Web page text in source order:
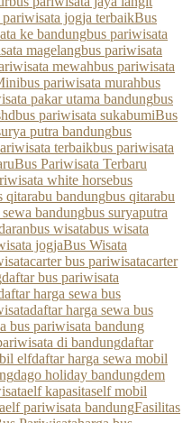
pariwisata jogja terbaikBus
ke bandungbus pariwisata
magelangbus pariwisata
mewahbus pariwisata
bus pariwisata murahbus
pakar utama bandungbus
bus pariwisata sukabumiBus
putra bandungbus
terbaikbus pariwisata
Bus Pariwisata Terbaru
white horsebus
qitarabu bandungbus qitarabu
sewa bandungbus suryaputra
bus wisatabus wisata
jogjaBus Wisata
carter bus pariwisatacarter
daftar bus pariwisata
harga sewa bus
daftar harga sewa bus
bus pariwisata bandung
di bandungdaftar
elfdaftar harga sewa mobil
dago holiday bandungdem
elf kapasitaself mobil
elf pariwisata bandungFasilitas